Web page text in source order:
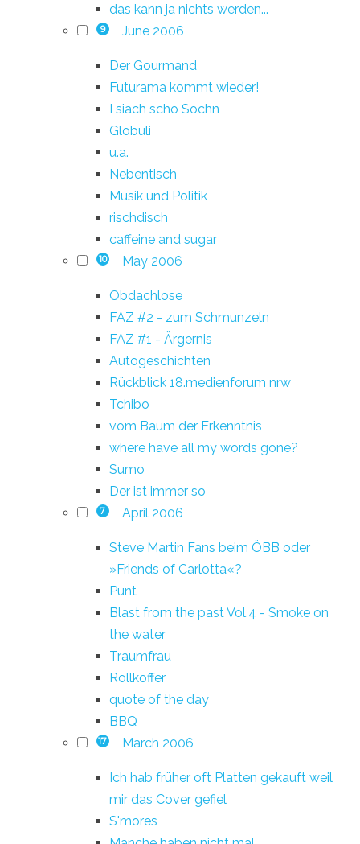
das kann ja nichts werden...
9 June 2006
Der Gourmand
Futurama kommt wieder!
I siach scho Sochn
Globuli
u.a.
Nebentisch
Musik und Politik
rischdisch
caffeine and sugar
10 May 2006
Obdachlose
FAZ #2 - zum Schmunzeln
FAZ #1 - Ärgernis
Autogeschichten
Rückblick 18.medienforum nrw
Tchibo
vom Baum der Erkenntnis
where have all my words gone?
Sumo
Der ist immer so
7 April 2006
Steve Martin Fans beim ÖBB oder
»Friends of Carlotta«?
Punt
Blast from the past Vol.4 - Smoke on
the water
Traumfrau
Rollkoffer
quote of the day
BBQ
17 March 2006
Ich hab früher oft Platten gekauft weil
mir das Cover gefiel
S'mores